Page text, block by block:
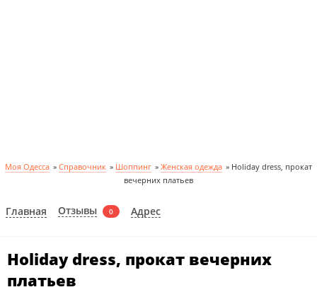
Моя Одесса » Справочник » Шоппинг » Женская одежда » Holiday dress, прокат
вечерних платьев
Главная Отзывы 0 Адрес
Holiday dress, прокат вечерних
платьев